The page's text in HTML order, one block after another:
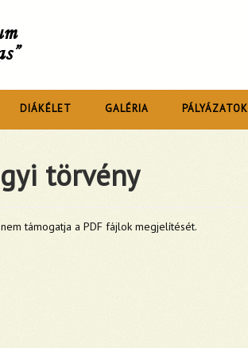
DIÁKÉLET GALÉRIA PÁLYÁZATOK
törvény
támogatja a PDF fájlok megjelítését.